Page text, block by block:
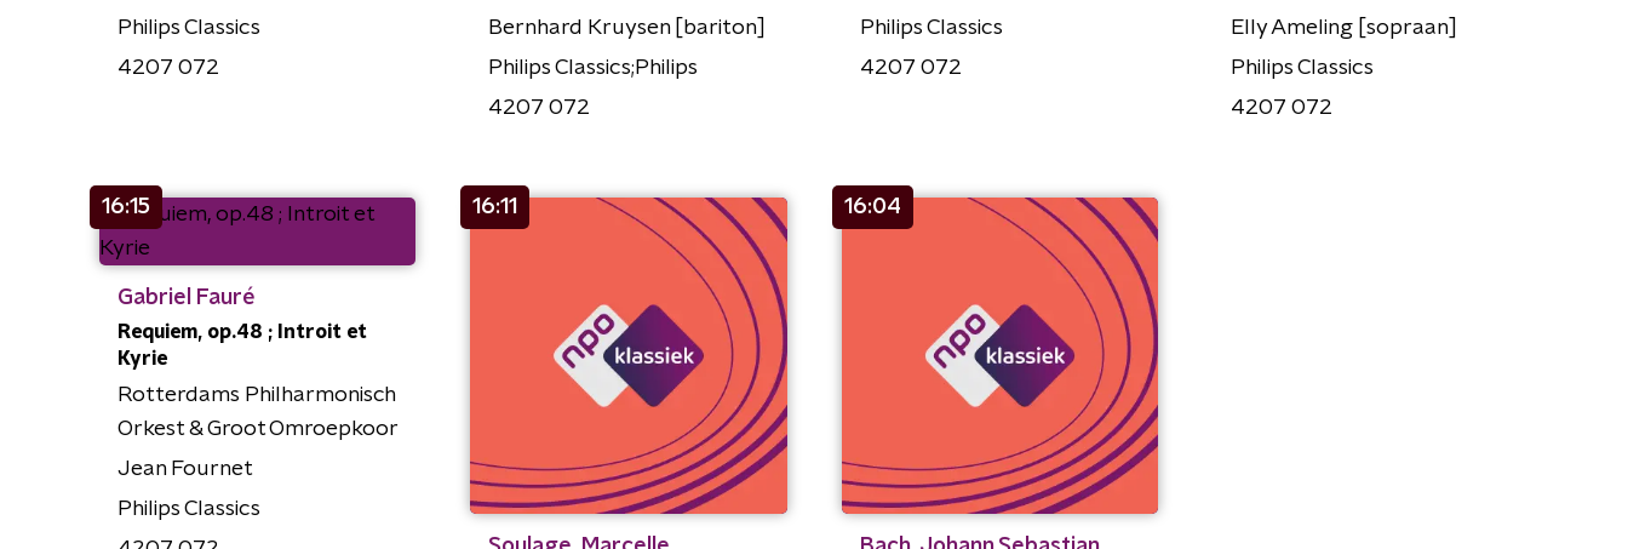
Philips Classics
4207 072
Bernhard Kruysen [bariton]
Philips Classics;Philips
4207 072
Philips Classics
4207 072
Elly Ameling [sopraan]
Philips Classics
4207 072
16:15
Gabriel Fauré
Requiem, op.48 ; Introit et
Kyrie
Rotterdams Philharmonisch
Orkest & Groot Omroepkoor
Jean Fournet
Philips Classics
16:11 16:04